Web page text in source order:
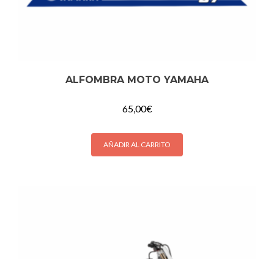
ALFOMBRA MOTO YAMAHA
65,00€
AÑADIR AL CARRITO